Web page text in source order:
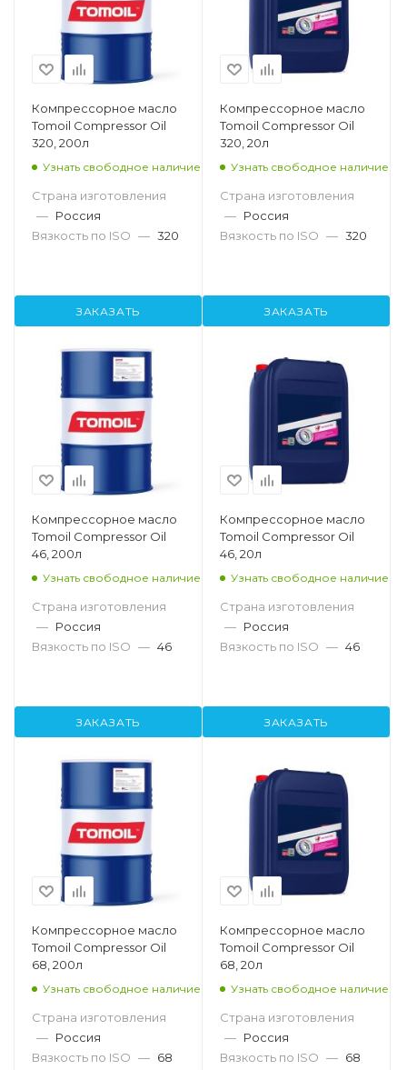
Компрессорное масло
Tomoil Compressor Oil
320, 200л
Узнать свободное наличие
Страна изготовления
— Россия
Вязкость по ISO — 320
ЗАКАЗАТЬ
Компрессорное масло
Tomoil Compressor Oil
320, 20л
Узнать свободное наличие
Страна изготовления
— Россия
Вязкость по ISO — 320
ЗАКАЗАТЬ
Компрессорное масло
Tomoil Compressor Oil
46, 200л
Узнать свободное наличие
Страна изготовления
— Россия
Вязкость по ISO — 46
ЗАКАЗАТЬ
Компрессорное масло
Tomoil Compressor Oil
46, 20л
Узнать свободное наличие
Страна изготовления
— Россия
Вязкость по ISO — 46
ЗАКАЗАТЬ
Компрессорное масло
Tomoil Compressor Oil
68, 200л
Узнать свободное наличие
Страна изготовления
— Россия
Вязкость по ISO — 68
Компрессорное масло
Tomoil Compressor Oil
68, 20л
Узнать свободное наличие
Страна изготовления
— Россия
Вязкость по ISO — 68